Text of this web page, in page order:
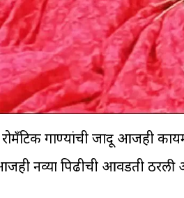
रोमँटिक गाण्यांची जादू आजही
नव्या पिढीची आवडती